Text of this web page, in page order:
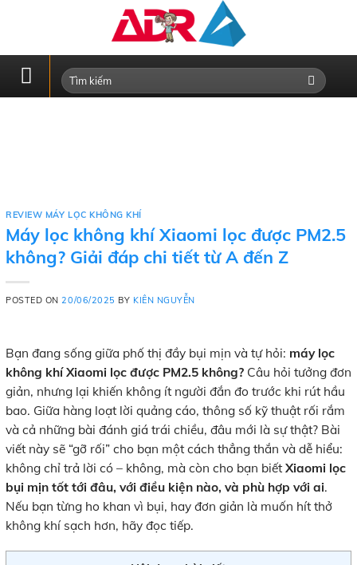
REVIEW MÁY LỌC KHÔNG KHÍ
Máy lọc không khí Xiaomi lọc được PM2.5
không? Giải đáp chi tiết từ A đến Z
POSTED ON20/06/2025 BY KIÊN NGUYỄN
Bạn đang sống giữa phố thị đầy bụi mịn và tự hỏi: máy lọc
không khí Xiaomi lọc được PM2.5 không? Câu hỏi tưởng đơn
giản, nhưng lại khiến không ít người đắn đo trước khi rút hầu
bao. Giữa hàng loạt lời quảng cáo, thông số kỹ thuật rối rắm
và cả những bài đánh giá trái chiều, đâu mới là sự thật? Bài
viết này sẽ “gỡ rối” cho bạn một cách thẳng thắn và dễ hiểu:
không chỉ trả lời có – không, mà còn cho bạn biếtXiaomi lọc
bụi mịn tốt tới đâu, với điều kiện nào, và phù hợp với ai.
Nếu bạn từng ho khan vì bụi, hay đơn giản là muốn hít thở
không khí sạch hơn, hãy đọc tiếp.